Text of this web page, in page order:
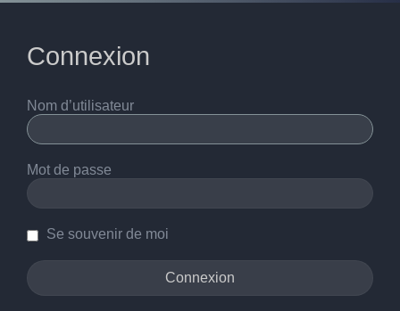
Connexion
Nom d’utilisateur
Mot de passe
Se souvenir de moi